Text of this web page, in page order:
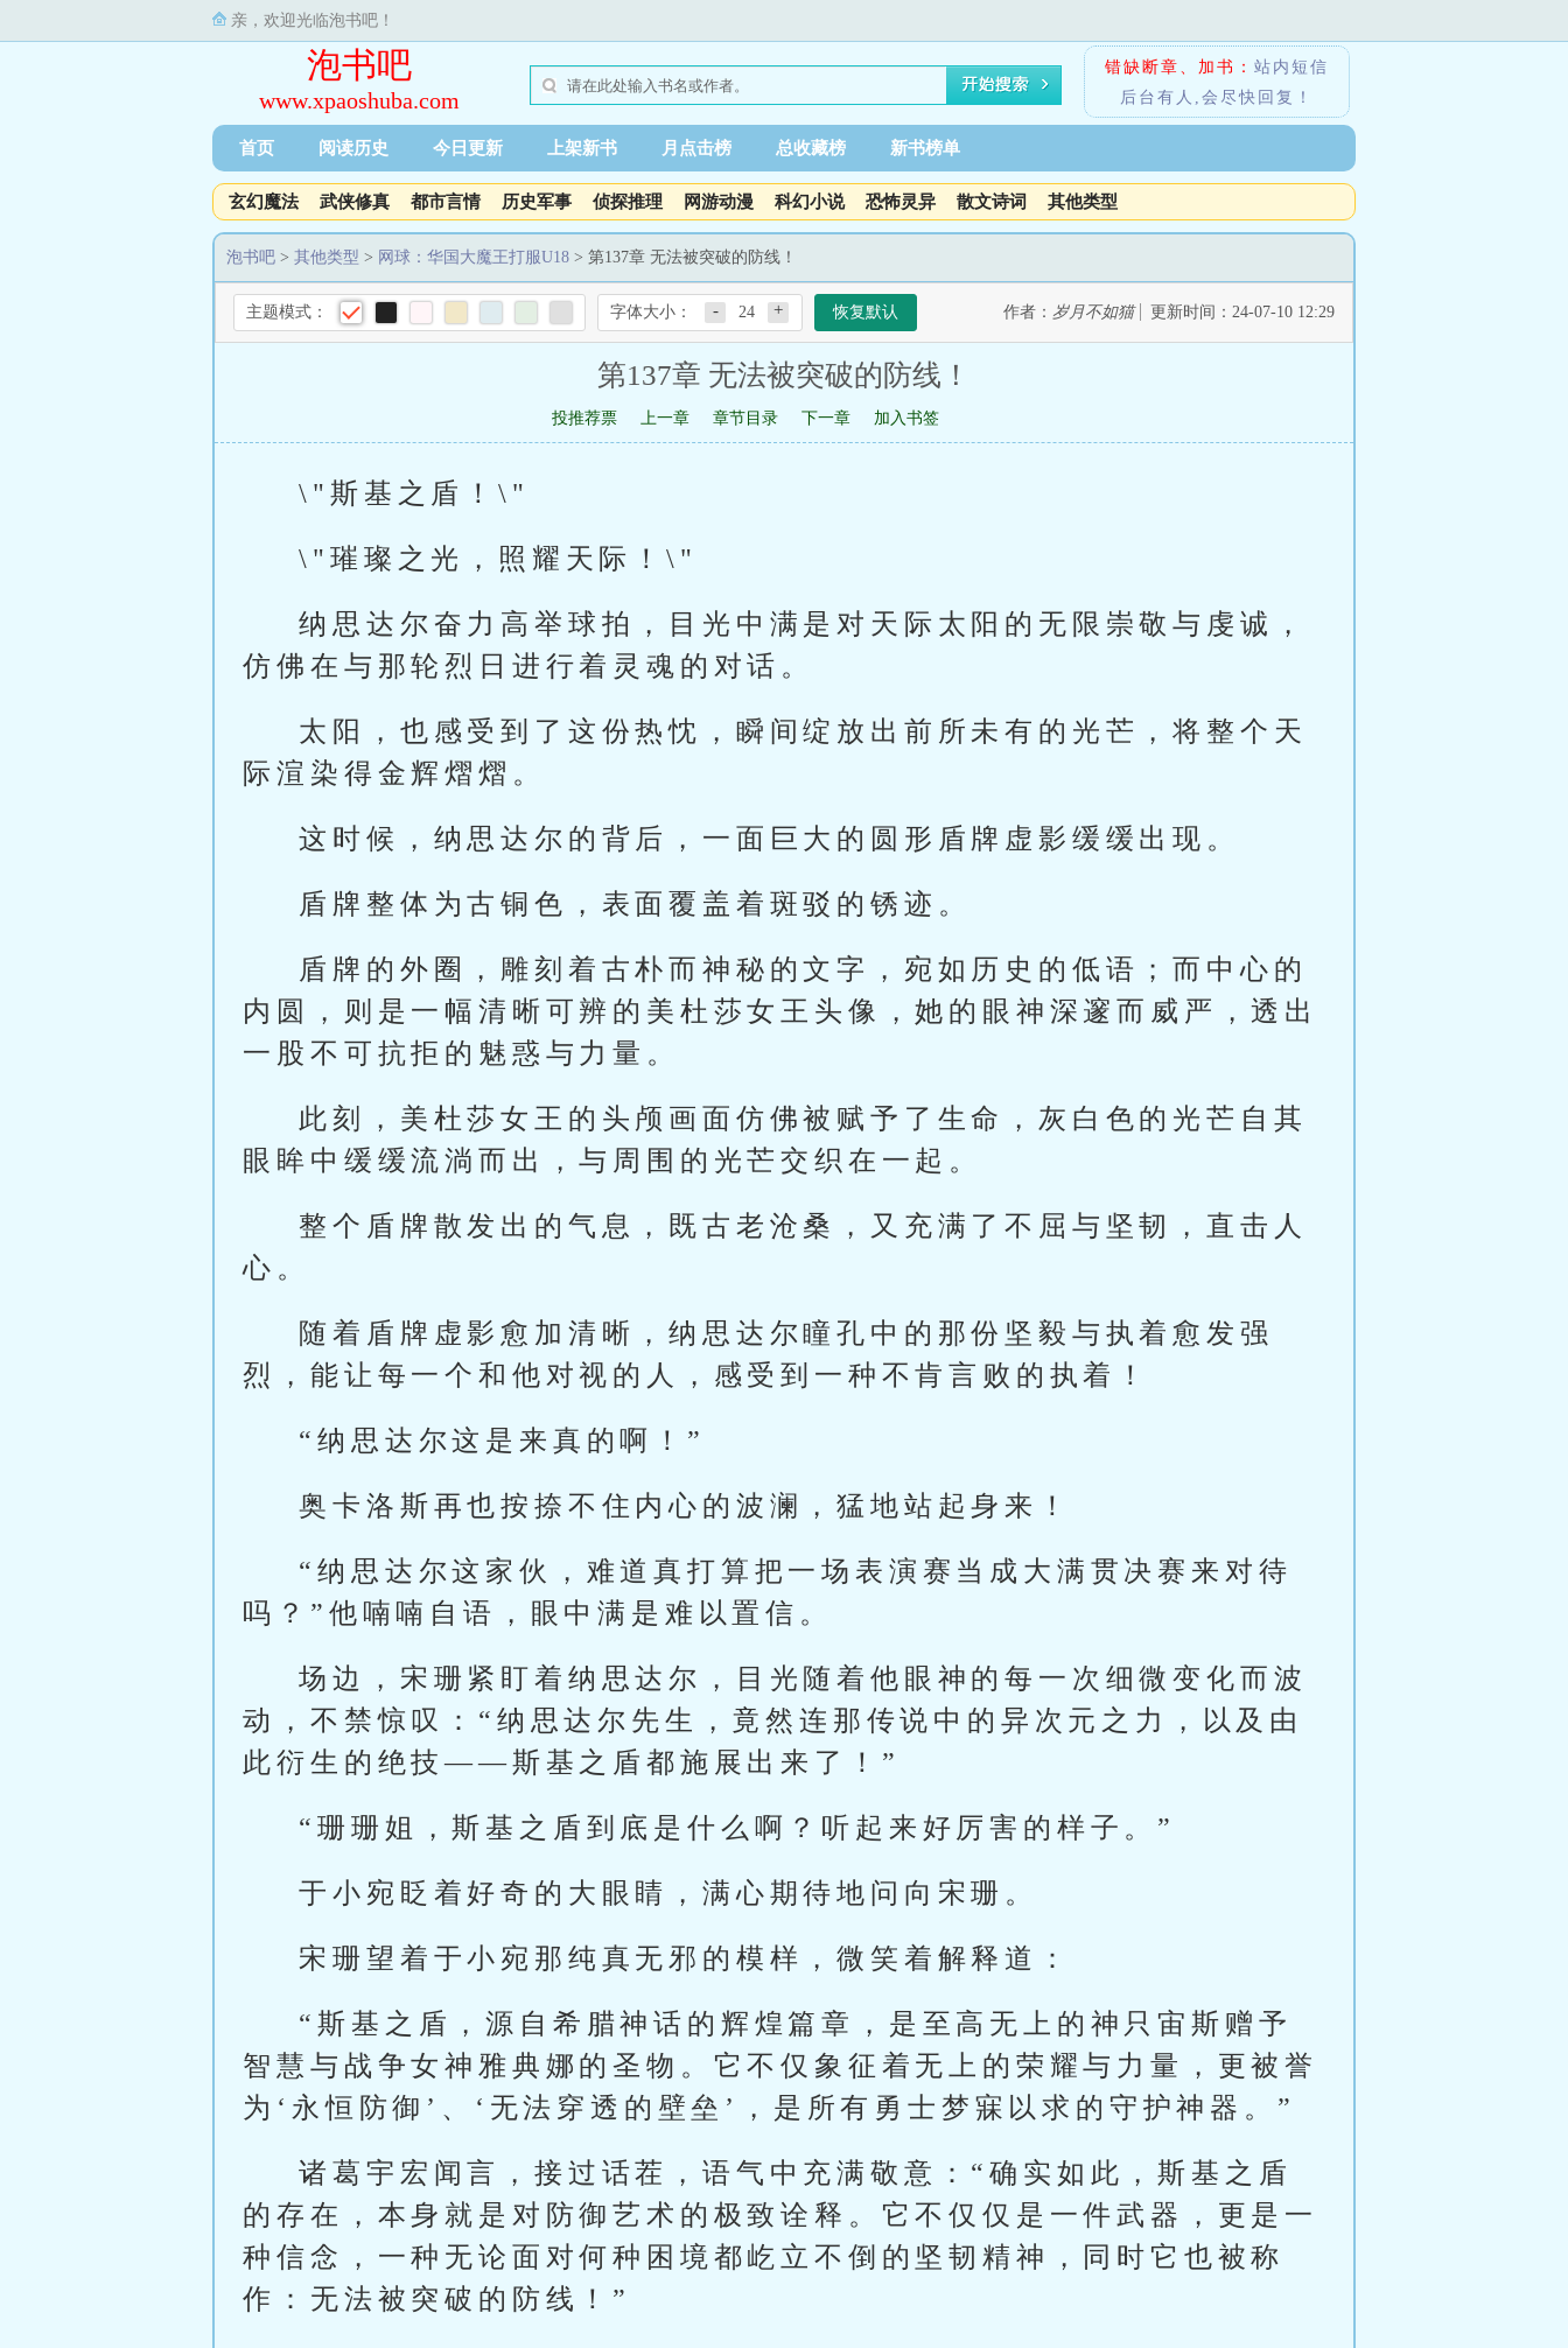
亲，欢迎光临泡书吧！
泡书吧
www.xpaoshuba.com
错缺断章、加书： 站内短信
后台有人,会尽快回复！
首页 阅读历史 今日更新 上架新书 月点击榜 总收藏榜 新书榜单
玄幻魔法 武侠修真 都市言情 历史军事 侦探推理 网游动漫 科幻小说 恐怖灵异 散文诗词 其他类型
泡书吧 > 其他类型 > 网球：华国大魔王打服U18 > 第137章 无法被突破的防线！
主题模式： 字体大小： - 24 + 恢复默认 作者： 岁月不如猫 更新时间：24-07-10 12:29
第137章 无法被突破的防线！
投推荐票 上一章 章节目录 下一章 加入书签
\"斯基之盾！\"
\"璀璨之光，照耀天际！\"
纳思达尔奋力高举球拍，目光中满是对天际太阳的无限崇敬与虔诚，
仿佛在与那轮烈日进行着灵魂的对话。
太阳，也感受到了这份热忱，瞬间绽放出前所未有的光芒，将整个天
际渲染得金辉熠熠。
这时候，纳思达尔的背后，一面巨大的圆形盾牌虚影缓缓出现。
盾牌整体为古铜色，表面覆盖着斑驳的锈迹。
盾牌的外圈，雕刻着古朴而神秘的文字，宛如历史的低语；而中心的
内圆，则是一幅清晰可辨的美杜莎女王头像，她的眼神深邃而威严，透出
一股不可抗拒的魅惑与力量。
此刻，美杜莎女王的头颅画面仿佛被赋予了生命，灰白色的光芒自其
眼眸中缓缓流淌而出，与周围的光芒交织在一起。
整个盾牌散发出的气息，既古老沧桑，又充满了不屈与坚韧，直击人
心。
随着盾牌虚影愈加清晰，纳思达尔瞳孔中的那份坚毅与执着愈发强
烈，能让每一个和他对视的人，感受到一种不肯言败的执着！
“纳思达尔这是来真的啊！”
奥卡洛斯再也按捺不住内心的波澜，猛地站起身来！
“纳思达尔这家伙，难道真打算把一场表演赛当成大满贯决赛来对待
吗？”他喃喃自语，眼中满是难以置信。
场边，宋珊紧盯着纳思达尔，目光随着他眼神的每一次细微变化而波
动，不禁惊叹：“纳思达尔先生，竟然连那传说中的异次元之力，以及由
此衍生的绝技——斯基之盾都施展出来了！”
“珊珊姐，斯基之盾到底是什么啊？听起来好厉害的样子。”
于小宛眨着好奇的大眼睛，满心期待地问向宋珊。
宋珊望着于小宛那纯真无邪的模样，微笑着解释道：
“斯基之盾，源自希腊神话的辉煌篇章，是至高无上的神只宙斯赠予
智慧与战争女神雅典娜的圣物。它不仅象征着无上的荣耀与力量，更被誉
为‘永恒防御’、‘无法穿透的壁垒’，是所有勇士梦寐以求的守护神器。”
诸葛宇宏闻言，接过话茬，语气中充满敬意：“确实如此，斯基之盾
的存在，本身就是对防御艺术的极致诠释。它不仅仅是一件武器，更是一
种信念，一种无论面对何种困境都屹立不倒的坚韧精神，同时它也被称
作：无法被突破的防线！”